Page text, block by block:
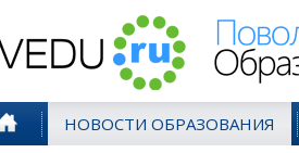
НОВОСТИ ОБРАЗОВАНИЯ